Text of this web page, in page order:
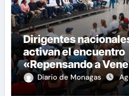
Dirigentes
activan el encuentro
«Repensando a
impulsar propuestas
comunidades
Diario de Monagas